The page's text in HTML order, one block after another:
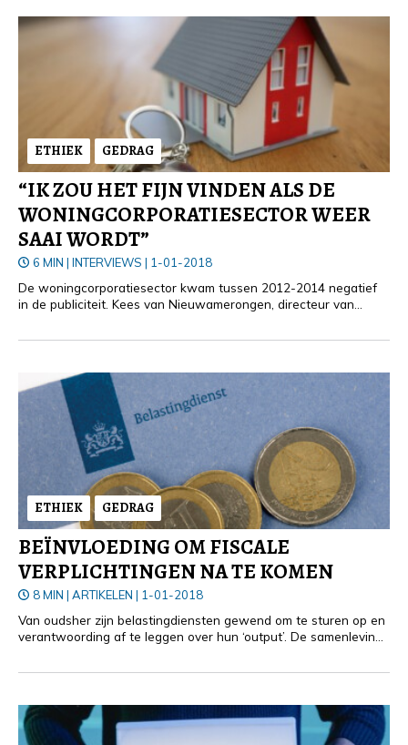
ETHIEK GEDRAG
“IK ZOU HET FIJN VINDEN ALS DE
WONINGCORPORATIESECTOR WEER
SAAI WORDT”
6 MIN | INTERVIEWS | 1-01-2018
De woningcorporatiesector kwam tussen 2012-2014 negatief
in de publiciteit. Kees van Nieuwamerongen, directeur van
woningcorporaties (Aw), over de lessons learned en de
ETHIEK GEDRAG
BEÏNVLOEDING OM FISCALE
VERPLICHTINGEN NA TE KOMEN
8 MIN | ARTIKELEN | 1-01-2018
Van oudsher zijn belastingdiensten gewend om te sturen op en
verantwoording af te leggen over hun ‘output’. De samenleving
Belastingdienst echter steeds nadrukkelijker dat ze de effecten